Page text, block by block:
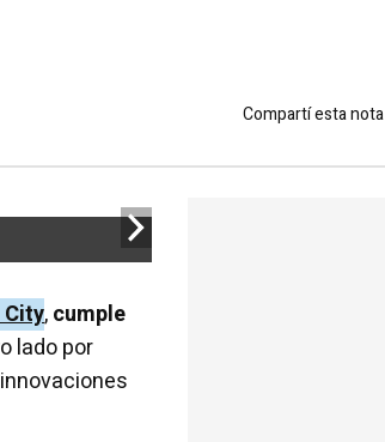
Compartí esta nota
City,cumple
lado por